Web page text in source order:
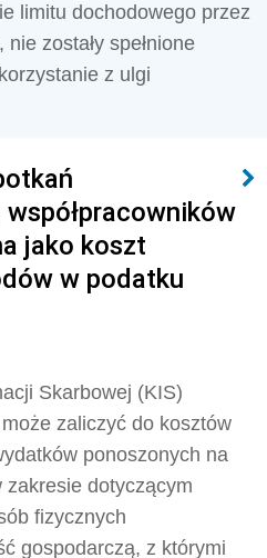
limitu dochodowego przez
zostały spełnione
z ulgi
jako koszt
w podatku
Skarbowej (KIS)
zaliczyć do kosztów
ponoszonych na
dotyczącym
fizycznych
gospodarczą, z którymi